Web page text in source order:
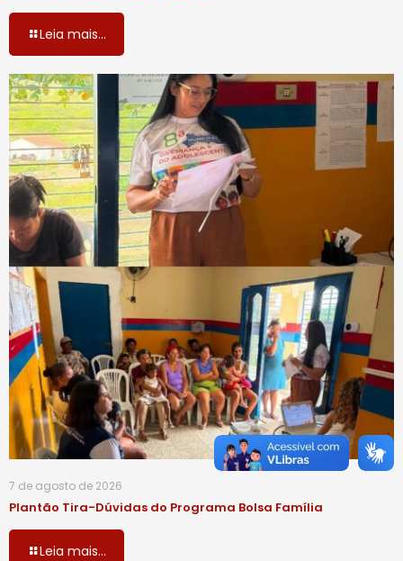
Leia mais...
7 de agosto de 2026
Plantão Tira-Dúvidas do Programa Bolsa Família
Leia mais...